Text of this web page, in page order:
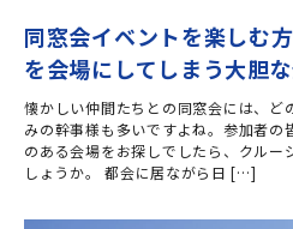
同窓会イベントを楽しむ
を会場にしてしまう大胆
懐かしい仲間たちとの同窓会には、ど
みの幹事様も多いですよね。参加者の
のある会場をお探しでしたら、クルー
しょうか。 都会に居ながら日 […]